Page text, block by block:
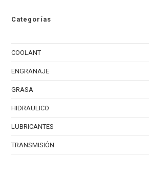
Categorías
COOLANT
ENGRANAJE
GRASA
HIDRAULICO
LUBRICANTES
TRANSMISIÓN